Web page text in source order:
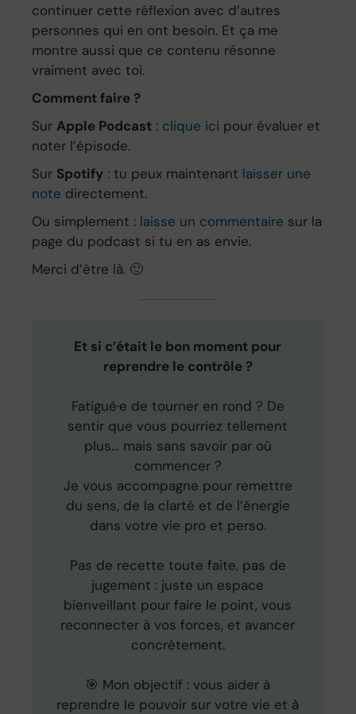
continuer cette réflexion avec d’autres
personnes qui en ont besoin. Et ça me
montre aussi que ce contenu résonne
vraiment avec toi.
Comment faire ?
SurApple Podcast : clique ici pour évaluer et
noter l’épisode.
Sur Spotify : tu peux maintenant laisser une
note directement.
Ou simplement : laisse un commentaire sur la
page du podcast si tu en as envie.
Merci d’être là. 🙂
Et si c’était le bon moment pour
reprendre le contrôle ?
Fatigué·e de tourner en rond ? De
sentir que vous pourriez tellement
plus… mais sans savoir par où
commencer ?
Je vous accompagne pour remettre
du sens, de la clarté et de l’énergie
dans votre vie pro et perso.
Pas de recette toute faite, pas de
jugement : juste un espace
bienveillant pour faire le point, vous
reconnecter à vos forces, et avancer
concrètement.
🎯 Mon objectif : vous aider à
reprendre le pouvoir sur votre vie et à